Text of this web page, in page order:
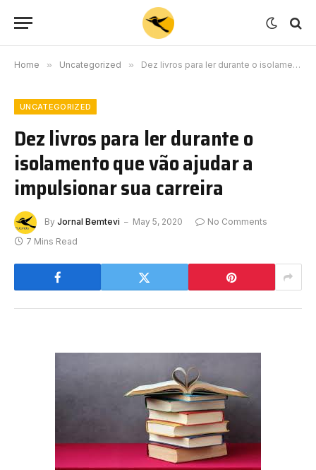
Home » Uncategorized » Dez livros para ler durante o isolamento que vão ajudar a impulsionar sua carreira
UNCATEGORIZED
Dez livros para ler durante o
isolamento que vão ajudar a
impulsionar sua carreira
By Jornal Bemtevi May 5, 2020
No Comments
7 Mins Read